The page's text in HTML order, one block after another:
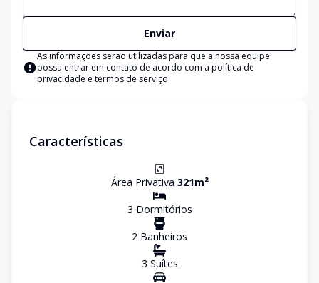
Enviar
As informações serão utilizadas para que a nossa equipe
possa entrar em contato de acordo com a política de
privacidade e termos de serviço
Características
Área Privativa 321m²
3 Dormitórios
2 Banheiros
3 Suítes